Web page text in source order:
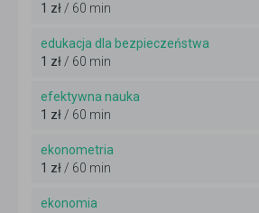
1 zł/ 60 min
edukacja dla bezpieczeństwa
1 zł/ 60 min
efektywna nauka
1 zł/ 60 min
ekonometria
1 zł/ 60 min
ekonomia